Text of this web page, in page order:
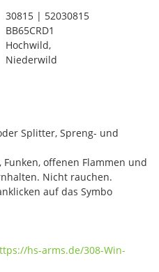
30815 | 52030815
BB65CRD1
Hochwild,
Niederwild
Splitter, Spreng- und
offenen Flammen und
Nicht rauchen.
auf das Symbo
hs-arms.de/308-Win-